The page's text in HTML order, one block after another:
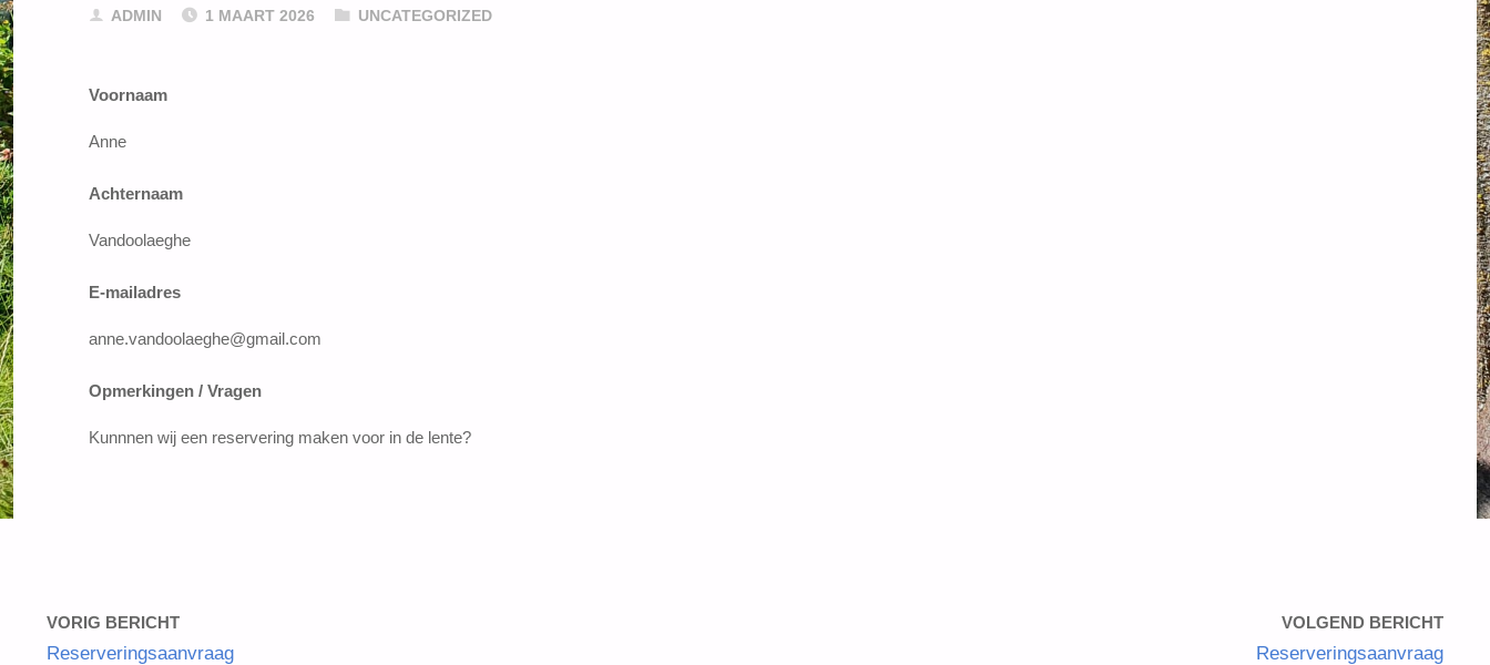
ADMIN 1 MAART 2026 UNCATEGORIZED
Voornaam
Anne
Achternaam
Vandoolaeghe
E-mailadres
anne.vandoolaeghe@gmail.com
Opmerkingen / Vragen
Kunnnen wij een reservering maken voor in de lente?
VORIG BERICHT
Reserveringsaanvraag
VOLGEND BERICHT
Reserveringsaanvraag